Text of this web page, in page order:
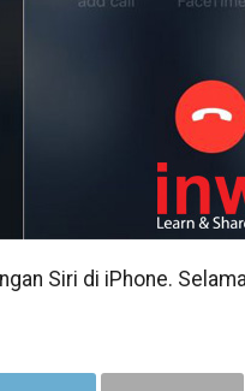
Siri di iPhone.